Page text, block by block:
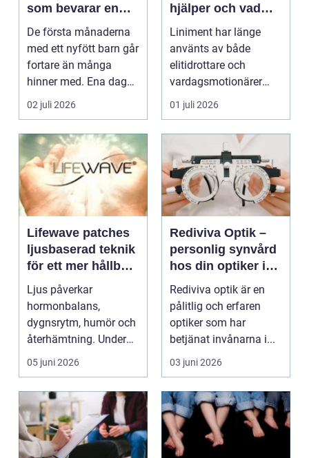
som bevarar en
stor stund
De första månaderna
med ett nyfött barn går
fortare än många
hinner med. Ena dagen
ryms hela foten i...
02 juli 2026
hjälper och vad
man bör tänka på
Liniment har länge
använts av både
elitidrottare och
vardagsmotionärer
för...
01 juli 2026
Lifewave patches
ljusbaserad teknik
för ett mer hållbart
välbefinnande
Ljus påverkar
hormonbalans,
dygnsrytm, humör och
återhämtning. Under
senare år har en ny typ
av prod...
05 juni 2026
Rediviva Optik –
personlig synvård
hos din optiker i
Uppsala
Rediviva optik är en
pålitlig och erfaren
optiker som har
betjänat invånarna i...
03 juni 2026